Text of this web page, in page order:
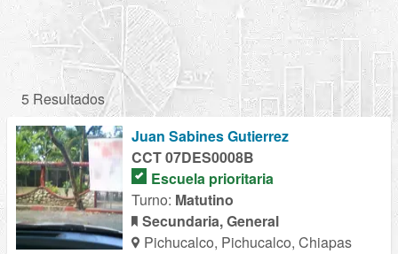
5 Resultados
Juan Sabines Gutierrez
CCT 07DES0008B
Escuela prioritaria
Turno: Matutino
Secundaria, General
Pichucalco, Pichucalco, Chiapas